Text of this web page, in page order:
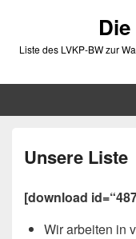
Liste des LVKP-BW zur
Unsere Liste
[download
Wir arbeiten in